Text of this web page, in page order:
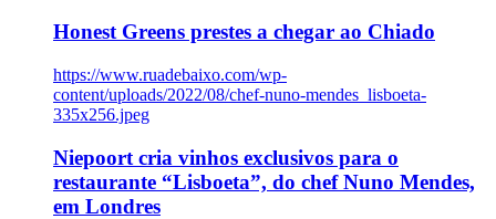
Honest Greens prestes a chegar ao Chiado
https://www.ruadebaixo.com/wp-
content/uploads/2022/08/chef-nuno-mendes_lisboeta-
335x256.jpeg
Niepoort cria vinhos exclusivos para o
restaurante “Lisboeta”, do chef Nuno Mendes,
em Londres